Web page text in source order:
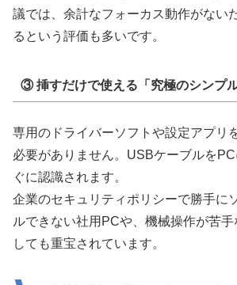
議では、余計なフォーカス動作がない
るという評価も多いです。
③ 挿すだけで使える「究極のシンプル
専用のドライバーソフトや設定アプリ
必要がありません。USBケーブルを
ぐに認識されます。
企業のセキュリティポリシーで勝手に
ルできない社用PCや、機械操作が苦
しても重宝されています。